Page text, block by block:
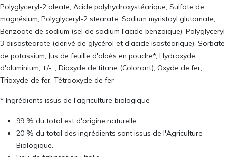
Polyglyceryl-2 oleate, Acide polyhydroxystéarique, Sulfate de
magnésium, Polyglyceryl-2 stearate, Sodium myristoyl glutamate,
Benzoate de sodium (sel de sodium l'acide benzoïque), Polyglyceryl-
3 diisostearate (dérivé de glycérol et d'acide isostéarique), Sorbate
de potassium, Jus de feuille d'aloès en poudre*, Hydroxyde
d'aluminium, +/- :, Dioxyde de titane (Colorant), Oxyde de fer,
Trioxyde de fer, Tétraoxyde de fer
* Ingrédients issus de l'agriculture biologique
99 % du total est d'origine naturelle.
20 % du total des ingrédients sont issus de l'Agriculture
Biologique.